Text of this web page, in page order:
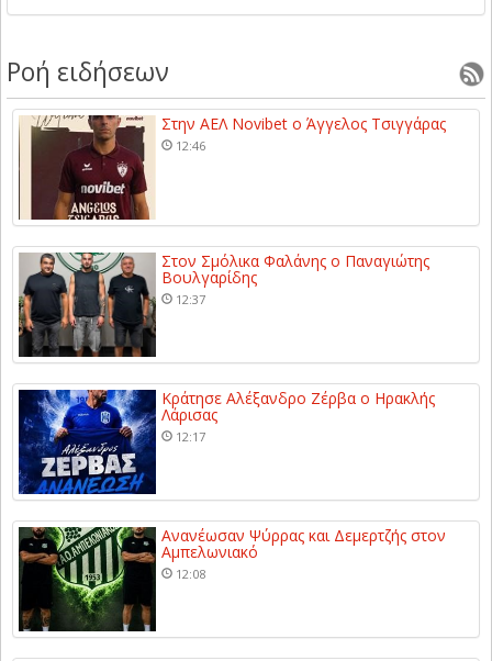
Ροή ειδήσεων
Στην ΑΕΛ Novibet ο Άγγελος Τσιγγάρας
12:46
Στον Σμόλικα Φαλάνης ο Παναγιώτης
Βουλγαρίδης
12:37
Κράτησε Αλέξανδρο Ζέρβα ο Ηρακλής
Λάρισας
12:17
Ανανέωσαν Ψύρρας και Δεμερτζής στον
Αμπελωνιακό
12:08